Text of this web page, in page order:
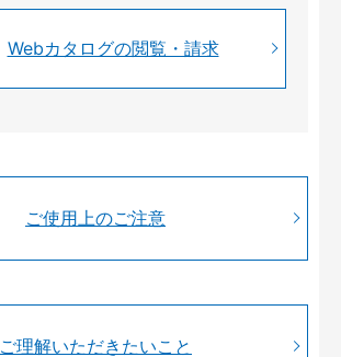
Webカタログの閲覧・請求
ご使用上のご注意
ご理解いただきたいこと